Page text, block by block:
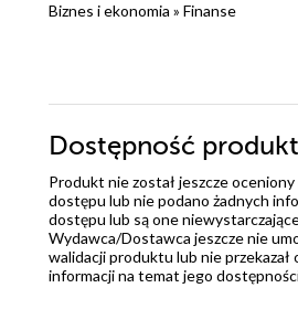
Biznes i ekonomia » Finanse
Dostępność
Produkt nie został jeszcze
dostępu lub nie podano żadnych
dostępu lub są one
Wydawca/Dostawca jeszcze nie
walidacji produktu lub nie przekazał
informacji na temat jego